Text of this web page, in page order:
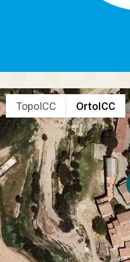
TopoICC OrtoICC